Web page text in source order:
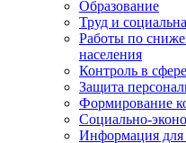
Образование
Труд и
Работы по
населения
Контроль в
Защита
Формирование
Социально-
Информация для